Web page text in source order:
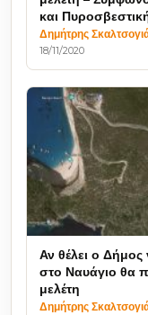
και
Δημήτρης
18/11/2020
Αν θέλει ο
στο Ναυάγιο θα
μελέτη
Δημήτρης